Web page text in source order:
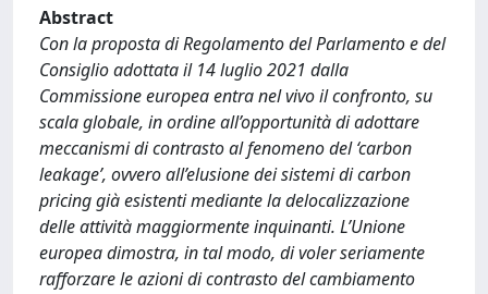
Abstract
Con la proposta di Regolamento del Parlamento e del
Consiglio adottata il 14 luglio 2021 dalla
Commissione europea entra nel vivo il confronto, su
scala globale, in ordine all’opportunità di adottare
meccanismi di contrasto al fenomeno del ‘carbon
leakage’, ovvero all’elusione dei sistemi di carbon
pricing già esistenti mediante la delocalizzazione
delle attività maggiormente inquinanti. L’Unione
europea dimostra, in tal modo, di voler seriamente
rafforzare le azioni di contrasto del cambiamento